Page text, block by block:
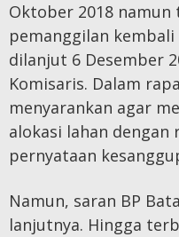
Oktober 2018 namun
pemanggilan
dilanjut 6 Desember
Komisaris. Dalam
menyarankan agar
alokasi lahan dengan
pernyataan
Namun, saran BP
lanjutnya. Hingga